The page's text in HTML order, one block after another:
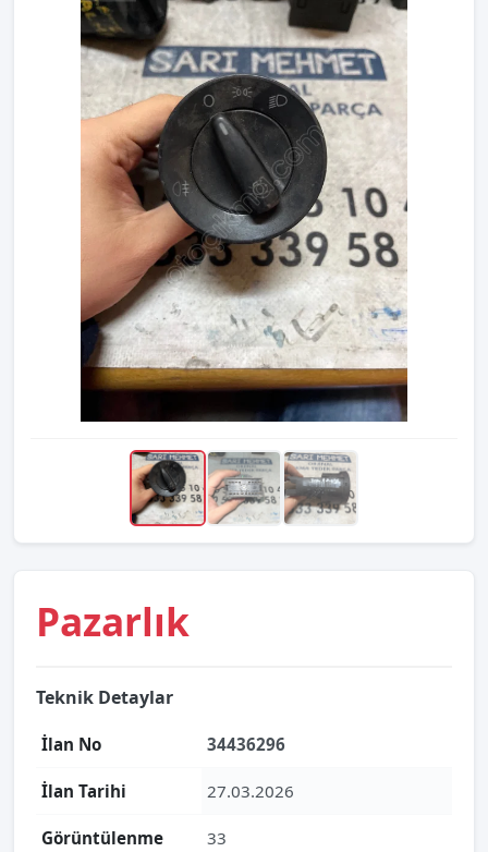
Pazarlık
Teknik Detaylar
İlan No 34436296
İlan Tarihi 27.03.2026
Görüntülenme 33